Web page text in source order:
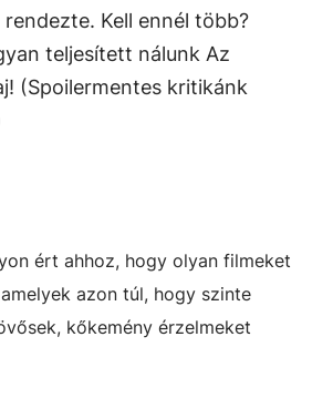
Kell ennél több?
teljesített nálunk Az
(Spoilermentes kritikánk
ért ahhoz, hogy olyan filmeket
azon túl, hogy szinte
kőkemény érzelmeket